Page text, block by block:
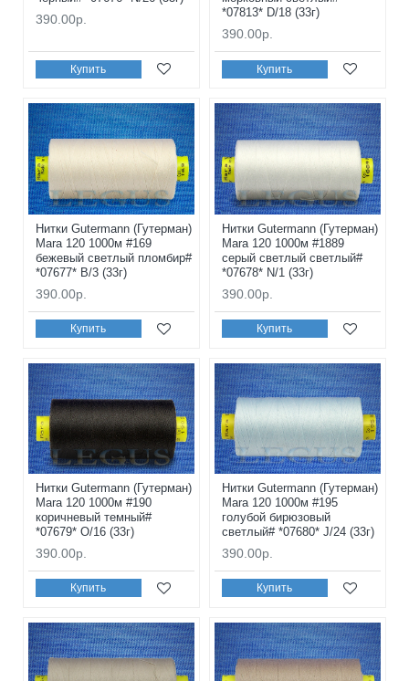
390.00р.
Купить
*07813* D/18 (33г)
390.00р.
Купить
Нитки Gutermann (Гутерман)
Mara 120 1000м #169
бежевый светлый пломбир#
*07677* B/3 (33г)
390.00р.
Купить
Нитки Gutermann (Гутерман)
Mara 120 1000м #1889
серый светлый светлый#
*07678* N/1 (33г)
390.00р.
Купить
Нитки Gutermann (Гутерман)
Mara 120 1000м #190
коричневый темный#
*07679* O/16 (33г)
390.00р.
Купить
Нитки Gutermann (Гутерман)
Mara 120 1000м #195
голубой бирюзовый
светлый# *07680* J/24 (33г)
390.00р.
Купить